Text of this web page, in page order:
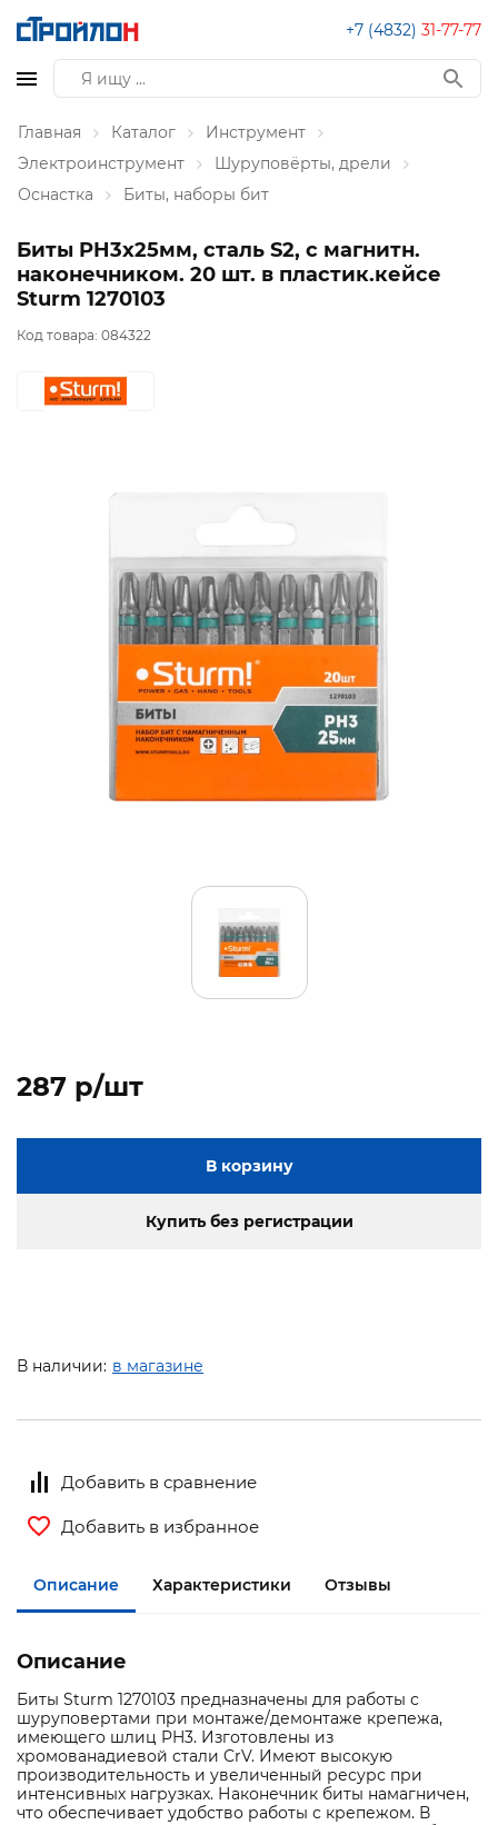
+7 (4832) 31-77-77
Главная Каталог
Инструмент
Электроинструмент
Шуруповёрты, дрели
Оснастка
Биты, наборы бит
Биты PH3x25мм, сталь S2, с магнитн.
наконечником. 20 шт. в пластик.кейсе
Sturm 1270103
Код товара: 084322
287 p/шт
В корзину
Купить без регистрации
В наличии: в магазине
Добавить в сравнение
Добавить в избранное
Описание Характеристики Отзывы
Описание
Биты Sturm 1270103 предназначены для работы с
шуруповертами при монтаже/демонтаже крепежа,
имеющего шлиц PH3. Изготовлены из
хромованадиевой стали CrV. Имеют высокую
производительность и увеличенный ресурс при
интенсивных нагрузках. Наконечник биты намагничен,
что обеспечивает удобство работы с крепежом. В